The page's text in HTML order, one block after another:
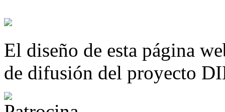
El diseño de esta página
de difusión del proyecto